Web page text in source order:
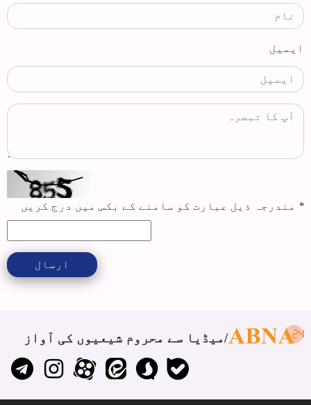
ایمیل
* مندرجہ ذیل عبارت کو سامنے کے بکس میں درج کریں
ارسال
میڈیا سے محروم شیعیوں کی آواز